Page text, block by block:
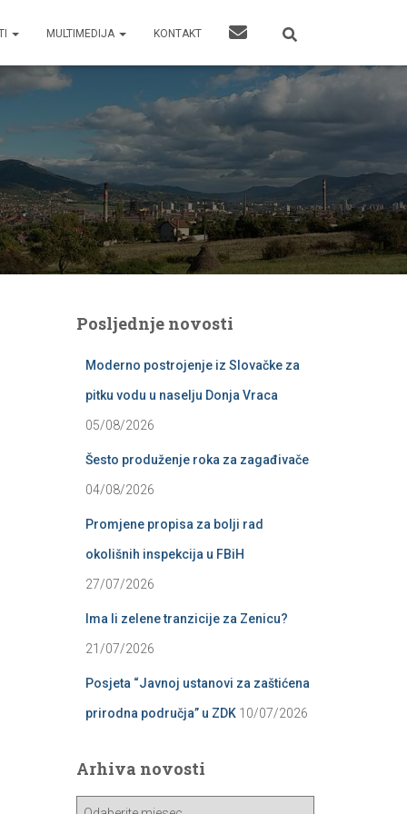
MULTIMEDIJA KONTAKT
Posljednje novosti
Moderno postrojenje iz Slovačke za
pitku vodu u naselju Donja Vraca
05/08/2026
Šesto produženje roka za zagađivače
04/08/2026
Promjene propisa za bolji rad
okolišnih inspekcija u FBiH
27/07/2026
Ima li zelene tranzicije za Zenicu?
21/07/2026
Posjeta “Javnoj ustanovi za zaštićena
prirodna područja” u ZDK 10/07/2026
Arhiva novosti